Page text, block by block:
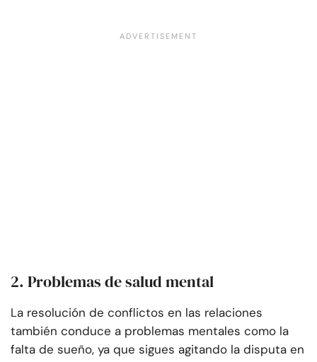
2. Problemas de salud mental
La resolución de conflictos en las relaciones
también conduce a problemas mentales como la
falta de sueño, ya que sigues agitando la disputa en